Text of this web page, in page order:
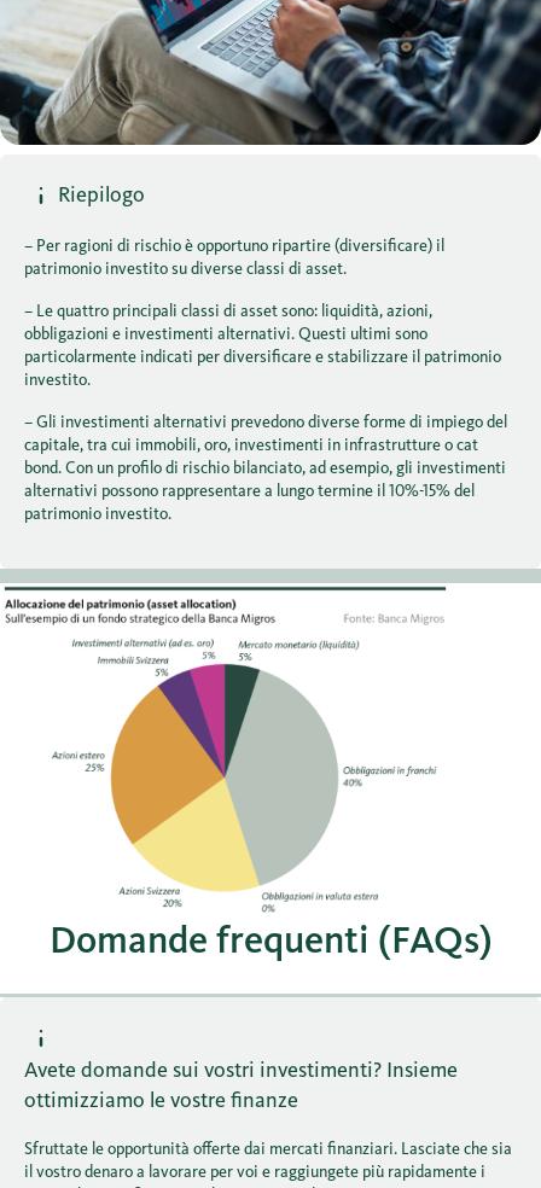
Riepilogo
– Per ragioni di rischio è opportuno ripartire (diversificare) il
patrimonio investito su diverse classi di asset.
– Le quattro principali classi di asset sono: liquidità, azioni,
obbligazioni e investimenti alternativi. Questi ultimi sono
particolarmente indicati per diversificare e stabilizzare il patrimonio
investito.
– Gli investimenti alternativi prevedono diverse forme di impiego del
capitale, tra cui immobili, oro, investimenti in infrastrutture o cat
bond. Con un profilo di rischio bilanciato, ad esempio, gli investimenti
alternativi possono rappresentare a lungo termine il 10%-15% del
patrimonio investito.
Domande frequenti (FAQs)
Avete domande sui vostri investimenti? Insieme
ottimizziamo le vostre finanze
Sfruttate le opportunità offerte dai mercati finanziari. Lasciate che sia
il vostro denaro a lavorare per voi e raggiungete più rapidamente i